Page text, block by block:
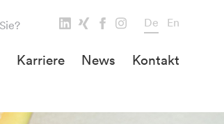
De En
Karriere News Kontakt